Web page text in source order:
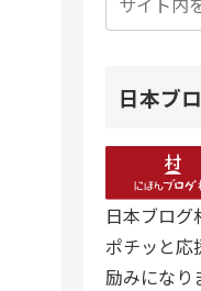
日本ブ
日本ブログ
ポチッと応
励みになり